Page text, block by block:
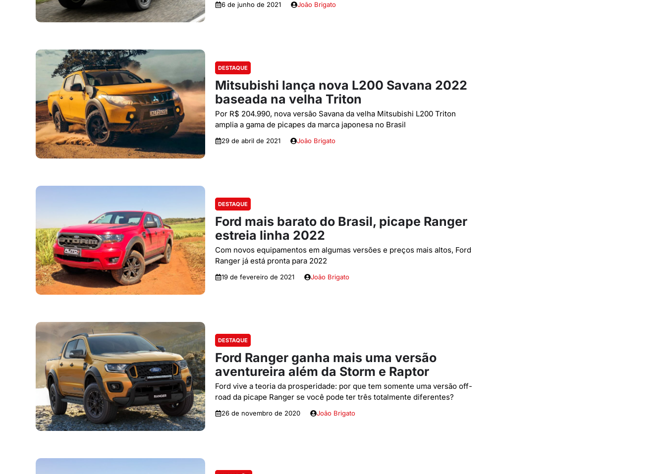
6 de junho de 2021 João Brigato
DESTAQUE
Mitsubishi lança nova L200 Savana 2022
baseada na velha Triton
Por R$ 204.990, nova versão Savana da velha Mitsubishi L200 Triton
amplia a gama de picapes da marca japonesa no Brasil
29 de abril de 2021 João Brigato
DESTAQUE
Ford mais barato do Brasil, picape Ranger
estreia linha 2022
Com novos equipamentos em algumas versões e preços mais altos, Ford
Ranger já está pronta para 2022
19 de fevereiro de 2021 João Brigato
DESTAQUE
Ford Ranger ganha mais uma versão
aventureira além da Storm e Raptor
Ford vive a teoria da prosperidade: por que tem somente uma versão off-
road da picape Ranger se você pode ter três totalmente diferentes?
26 de novembro de 2020 João Brigato